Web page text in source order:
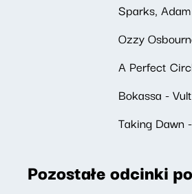
Sparks,
Ozzy
A Perfect
Bokassa -
Taking Dawn
Pozostałe odcinki